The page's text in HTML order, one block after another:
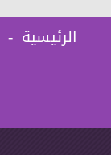
الرئيسية